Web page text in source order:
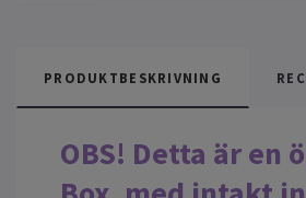
PRODUKTBESKRIVNING
OBS! Detta är en